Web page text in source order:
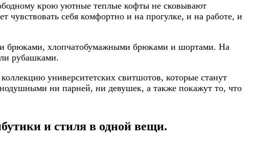
крою уютные теплые кофты не сковывают
чувствовать себя комфортно и на прогулке, и на работе, и
брюками, хлопчатобумажными брюками и шортами. На
рубашками.
университетских свитшотов, которые станут
ни парней, ни девушек, а также покажут то, что
и стиля в одной вещи.